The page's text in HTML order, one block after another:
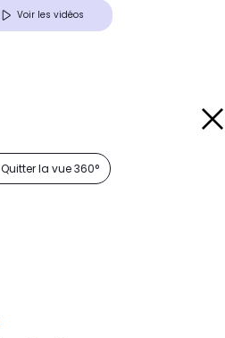
Voir les vidéos
Quitter la vue 360°